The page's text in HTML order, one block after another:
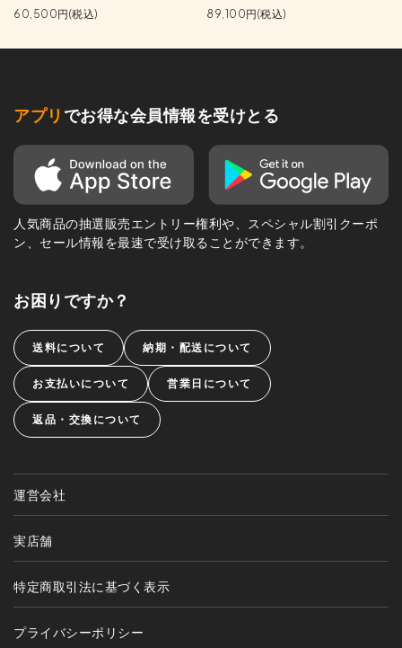
60,500円(税込)
89,100円(税込)
アプリ でお得な会員情報を受けとる
人気商品の抽選販売エントリー権利や、スペシャル割引クーポ
ン、セール情報を最速で受け取ることができます。
お困りですか？
送料について 納期・配送について
お支払いについて 営業日について
返品・交換について
運営会社
実店舗
特定商取引法に基づく表示
プライバシーポリシー